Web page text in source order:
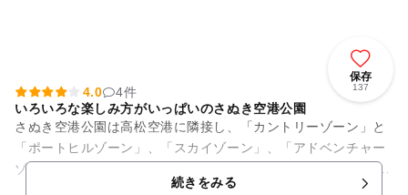
保存
137
4.0
4件
いろいろな楽しみ方がいっぱいのさぬき空港公園
さぬき空港公園は高松空港に隣接し、「カントリーゾーン」と
「ポートヒルゾーン」、「スカイゾーン」、「アドベンチャー
ゾーン」で構成されている複合施設です。 「ポートヒルゾー
ン」にはグラススキー場、...続きをみる